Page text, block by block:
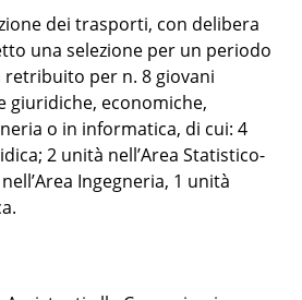
dei trasporti, con delibera
una selezione per un periodo
per n. 8 giovani
giuridiche, economiche,
o in informatica, di cui: 4
2 unità nell’Area Statistico-
Ingegneria, 1 unità